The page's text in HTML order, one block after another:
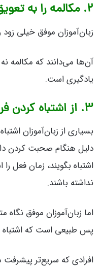
۲. مکالمه را به تعویق نمی‌اندازند
زبان‌آموزان موفق خیلی زود
آن‌ها می‌دانند که مکالمه
یادگیری است.
۳. از اشتباه کردن فرار نمی‌کنند
بسیاری از زبان‌آموزان
دلیل هنگام صحبت کردن
اشتباه بگویند، زمان فعل
نداشته باشند.
اما زبان‌آموزان موفق نگاه
پس طبیعی است که اشتباه
افرادی که سریع‌تر پیشرفت